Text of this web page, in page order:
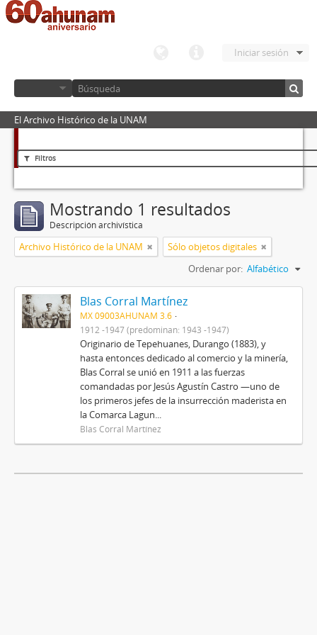
Iniciar sesión
El Archivo Histórico de la UNAM
Filtros
Mostrando 1 resultados
Descripción archivística
Archivo Histórico de la UNAM
Sólo objetos digitales
Ordenar por: Alfabético
Blas Corral Martínez
MX 09003AHUNAM 3.6
1912 -1947 (predominan: 1943 -1947)
Originario de Tepehuanes, Durango (1883), y
hasta entonces dedicado al comercio y la minería,
Blas Corral se unió en 1911 a las fuerzas
comandadas por Jesús Agustín Castro —uno de
los primeros jefes de la insurrección maderista en
la Comarca Lagun...
Blas Corral Martínez